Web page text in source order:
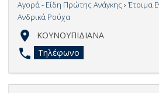
Αγορά - Είδη Πρώτης Ανάγκης › Έτοιμα
Ανδρικά Ρούχα
ΚΟΥΝΟΥΠΙΔΙΑΝΑ
Τηλέφωνο